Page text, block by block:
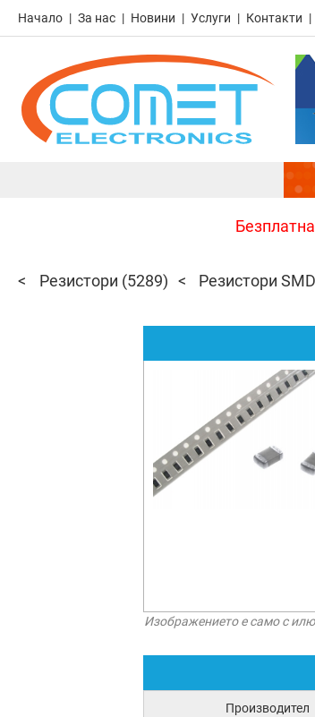
Начало За нас Новини Услуги Контакти
Резистори (5289) Резистори
Изображението е само с
Производител